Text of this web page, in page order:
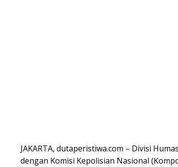
JAKARTA, dutaperistiwa.com – Divisi
dengan Komisi Kepolisian Nasional